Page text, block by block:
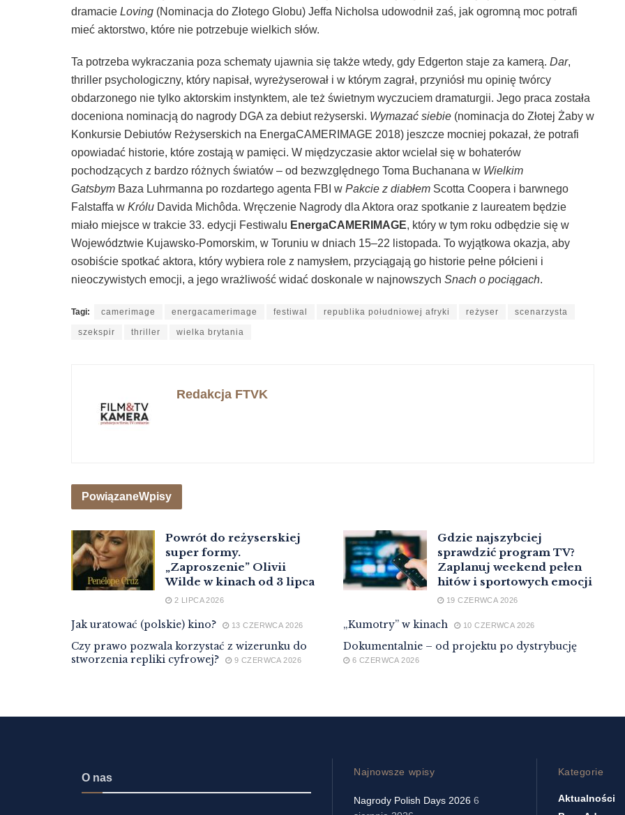
dramacie Loving (Nominacja do Złotego Globu) Jeffa Nicholsa udowodnił zaś, jak ogromną moc potrafi
mieć aktorstwo, które nie potrzebuje wielkich słów.
Ta potrzeba wykraczania poza schematy ujawnia się także wtedy, gdy Edgerton staje za kamerą. Dar,
thriller psychologiczny, który napisał, wyreżyserował i w którym zagrał, przyniósł mu opinię twórcy
obdarzonego nie tylko aktorskim instynktem, ale też świetnym wyczuciem dramaturgii. Jego praca została
doceniona nominacją do nagrody DGA za debiut reżyserski. Wymazać siebie (nominacja do Złotej Żaby w
Konkursie Debiutów Reżyserskich na EnergaCAMERIMAGE 2018) jeszcze mocniej pokazał, że potrafi
opowiadać historie, które zostają w pamięci. W międzyczasie aktor wcielał się w bohaterów
pochodzących z bardzo różnych światów – od bezwzględnego Toma Buchanana w Wielkim
Gatsbym Baza Luhrmanna po rozdartego agenta FBI w Pakcie z diabłem Scotta Coopera i barwnego
Falstaffa w Królu Davida Michôda. Wręczenie Nagrody dla Aktora oraz spotkanie z laureatem będzie
miało miejsce w trakcie 33. edycji Festiwalu EnergaCAMERIMAGE, który w tym roku odbędzie się w
Województwie Kujawsko-Pomorskim, w Toruniu w dniach 15–22 listopada. To wyjątkowa okazja, aby
osobiście spotkać aktora, który wybiera role z namysłem, przyciągają go historie pełne półcieni i
nieoczywistych emocji, a jego wrażliwość widać doskonale w najnowszych Snach o pociągach.
Tagi: camerimage energacamerimage festiwal republika południowej afryki reżyser scenarzysta
szekspir thriller wielka brytania
Redakcja FTVK
PowiązaneWpisy
Powrót do reżyserskiej
super formy.
„Zaproszenie” Olivii
Wilde w kinach od 3 lipca
2 LIPCA 2026
Gdzie najszybciej
sprawdzić program TV?
Zaplanuj weekend pełen
hitów i sportowych emocji
19 CZERWCA 2026
Jak uratować (polskie) kino? 13 CZERWCA 2026 „Kumotry” w kinach 10 CZERWCA 2026
Czy prawo pozwala korzystać z wizerunku do
stworzenia repliki cyfrowej?
9 CZERWCA 2026
Dokumentalnie – od projektu po dystrybucję
6 CZERWCA 2026
O nas Najnowsze wpisy
Nagrody Polish Days 2026 6
Kategorie
Aktualności